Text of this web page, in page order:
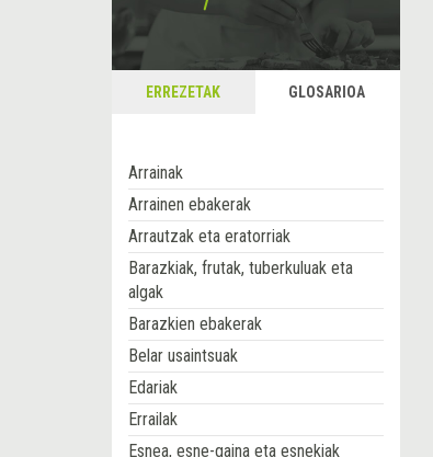
ERREZETAK GLOSARIOA
Arrainak
Arrainen ebakerak
Arrautzak eta eratorriak
Barazkiak, frutak, tuberkuluak eta
algak
Barazkien ebakerak
Belar usaintsuak
Edariak
Errailak
Esnea, esne-gaina eta esnekiak